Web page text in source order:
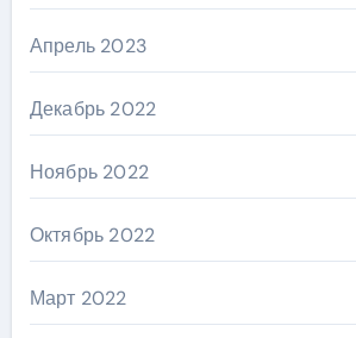
Апрель 2023
Декабрь 2022
Ноябрь 2022
Октябрь 2022
Март 2022